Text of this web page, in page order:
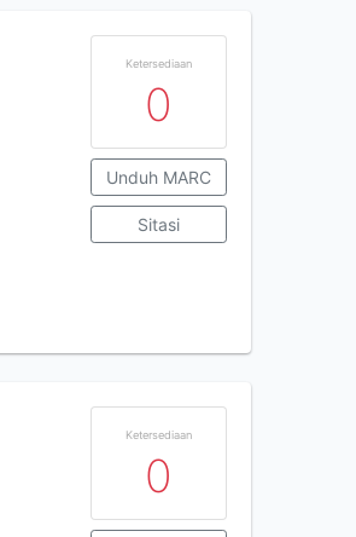
Ketersediaan
0
Unduh MARC
Sitasi
Ketersediaan
0